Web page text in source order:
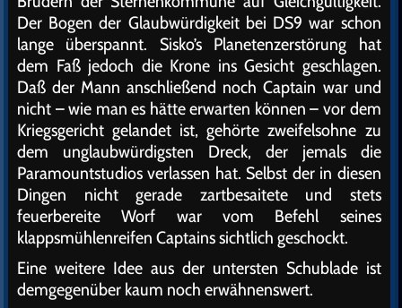
Der Bogen der Glaubwürdigkeit bei DS9 war schon
lange überspannt. Sisko’s Planetenzerstörung hat
dem Faß jedoch die Krone ins Gesicht geschlagen.
Daß der Mann anschließend noch Captain war und
nicht – wie man es hätte erwarten können – vor dem
Kriegsgericht gelandet ist, gehörte zweifelsohne zu
dem unglaubwürdigsten Dreck, der jemals die
Paramountstudios verlassen hat. Selbst der in diesen
Dingen nicht gerade zartbesaitete und stets
feuerbereite Worf war vom Befehl seines
klappsmühlenreifen Captains sichtlich geschockt.
Eine weitere Idee aus der untersten Schublade ist
demgegenüber kaum noch erwähnenswert.